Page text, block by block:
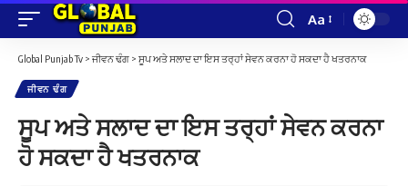
Font
Resizer
Aa
Global Punjab Tv > ਜੀਵਨ ਢੰਗ > ਸੂਪ ਅਤੇ ਸਲਾਦ ਦਾ ਇਸ ਤਰ੍ਹਾਂ ਸੇਵਨ ਕਰਨਾ ਹੋ ਸਕਦਾ ਹੈ ਖਤਰਨਾਕ
ਜੀਵਨ ਢੰਗ
ਸੂਪ ਅਤੇ ਸਲਾਦ ਦਾ ਇਸ ਤਰ੍ਹਾਂ ਸੇਵਨ ਕਰਨਾ
ਹੋ ਸਕਦਾ ਹੈ ਖਤਰਨਾਕ